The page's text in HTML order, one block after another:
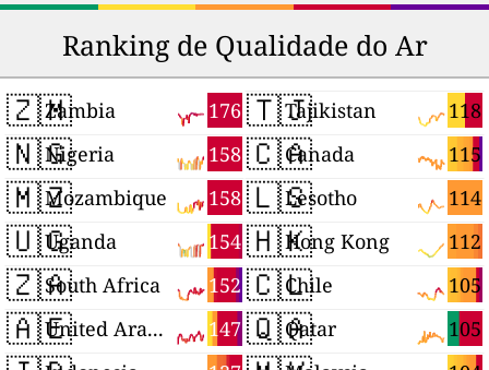
Ranking de Qualidade do Ar
🇿🇲 176
Zambia
🇳🇬 158
Nigeria
🇲🇿 158
Mozambique
🇺🇬 154
Uganda
🇿🇦 152
South Africa
🇦🇪 147
United Arab Emirates
🇹🇯 118
Tajikistan
🇨🇦 115
Canada
🇱🇸 114
Lesotho
🇭🇰 112
Hong Kong
🇨🇱 105
Chile
🇶🇦 105
Qatar